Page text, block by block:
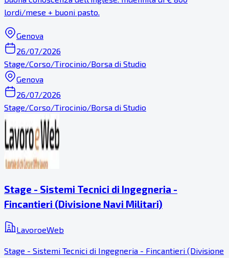
lordi/mese + buoni pasto.
Genova
26/07/2026
Stage/Corso/Tirocinio/Borsa di Studio
Genova
26/07/2026
Stage/Corso/Tirocinio/Borsa di Studio
Stage - Sistemi Tecnici di Ingegneria -
Fincantieri (Divisione Navi Militari)
LavoroeWeb
Stage - Sistemi Tecnici di Ingegneria - Fincantieri (Divisione